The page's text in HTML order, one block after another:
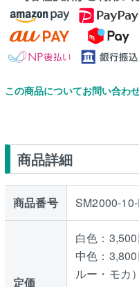
この商品についてお問い合わ
商品詳細
商品番号 SM2000-
定価
白色：3,500
中色：
ルー・モカ）